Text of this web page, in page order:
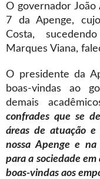
O governador
7 da Apenge,
Costa,
Marques Viana,
O presidente da
boas-vindas ao
demais
confrades que se
áreas de atuação
nossa Apenge e
para a sociedade em
boas-vindas aos